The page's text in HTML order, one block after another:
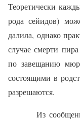
Теоретически
рода сей­идов)
далила, однако
случае смерти
по завещанию
состоящими в
разрешаются.
Из